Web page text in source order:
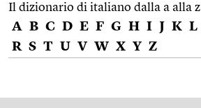
Il dizionario di italiano dalla a alla z
A B C D E F G H I J K L
R S T U V W X Y Z